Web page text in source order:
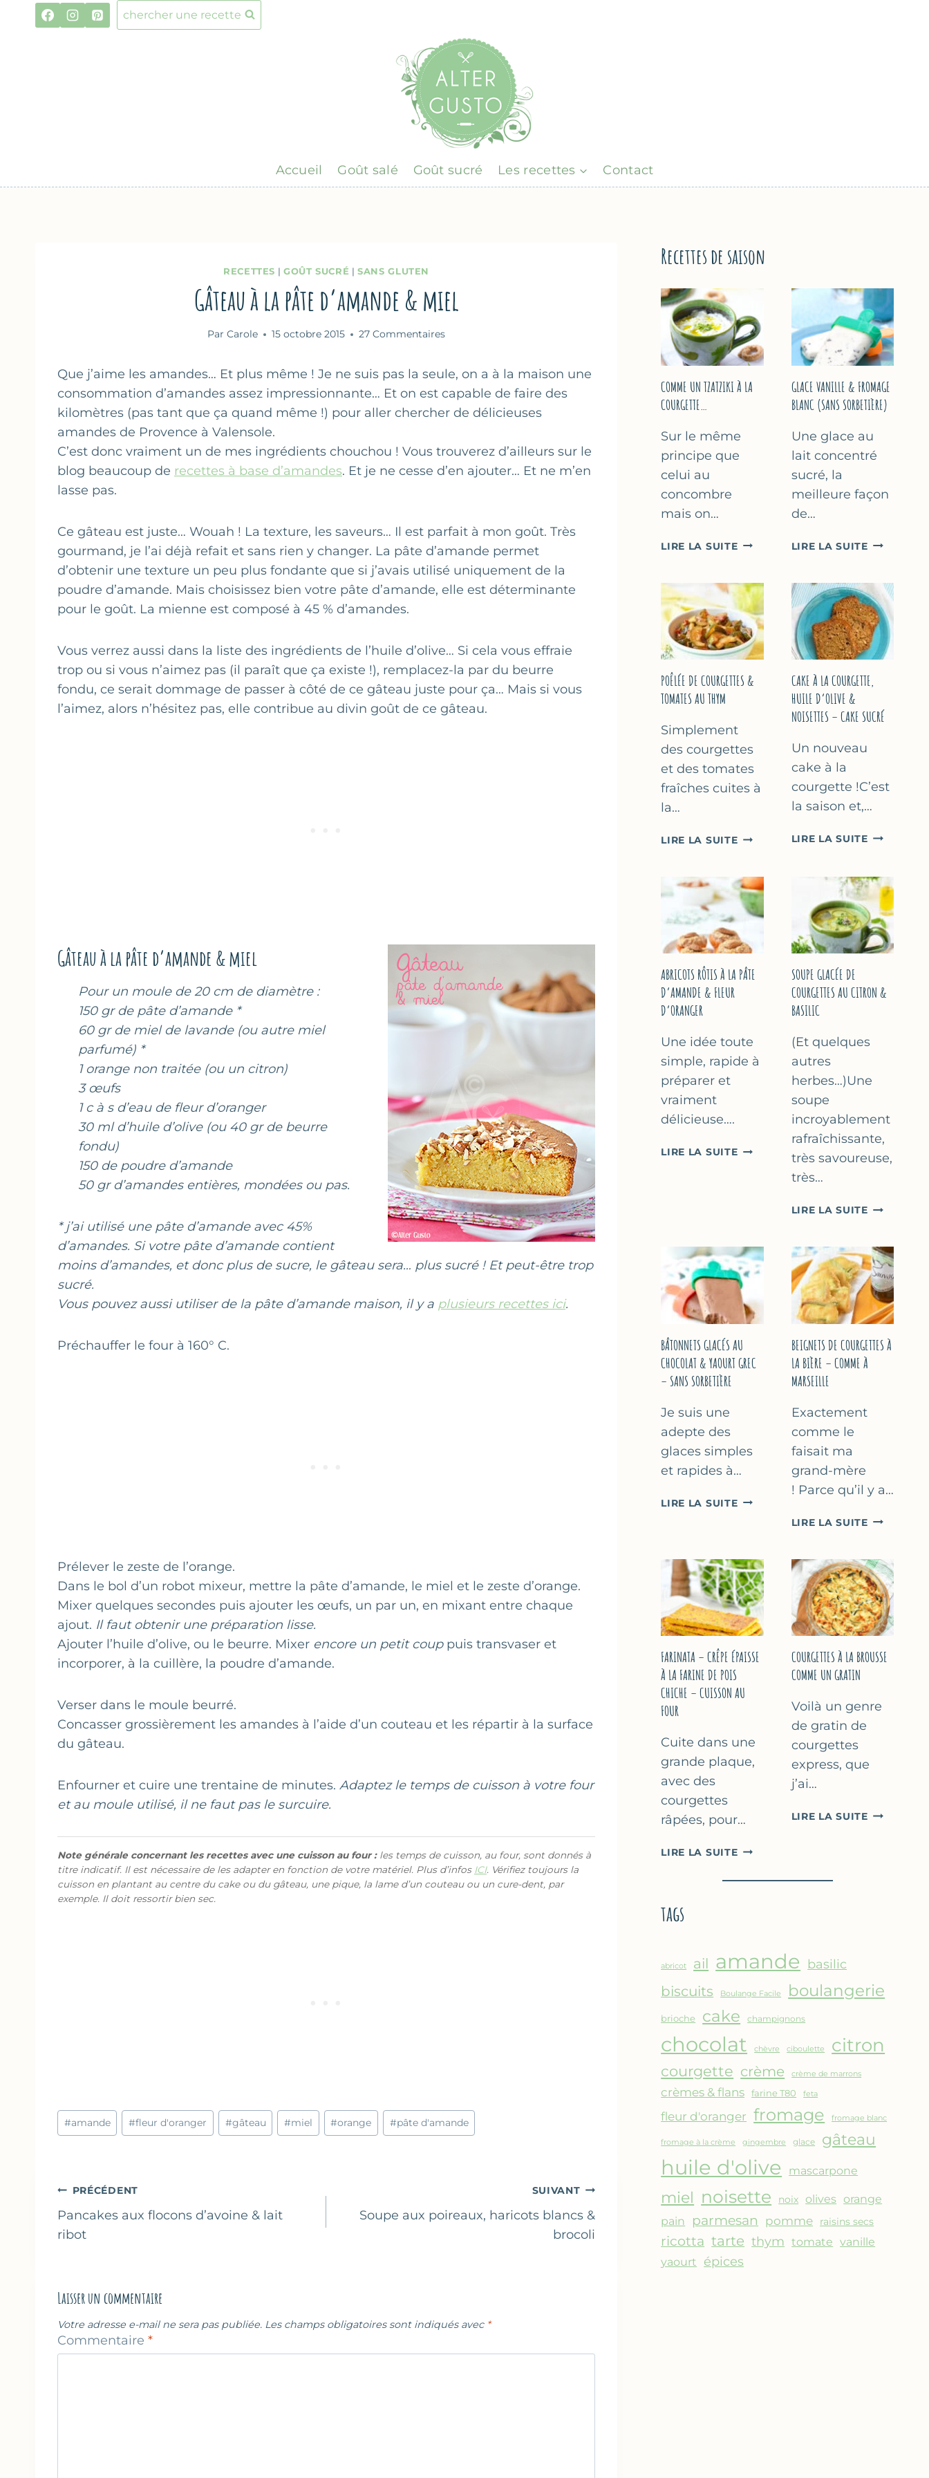
chercher une recette
Accueil Goût salé Goût sucré Les recettes Contact
RECETTES | GOÛT SUCRÉ |SANS GLUTEN
Gâteau à la pâte d’amande & miel
Par Carole 15 octobre 2015 27 Commentaires
Que j’aime les amandes… Et plus même ! Je ne suis pas la seule, on a à la maison une
consommation d’amandes assez impressionnante… Et on est capable de faire des
kilomètres (pas tant que ça quand même !) pour aller chercher de délicieuses
amandes de Provence à Valensole.
C’est donc vraiment un de mes ingrédients chouchou ! Vous trouverez d’ailleurs sur le
blog beaucoup de recettes à base d’amandes. Et je ne cesse d’en ajouter… Et ne m’en
lasse pas.
Ce gâteau est juste… Wouah ! La texture, les saveurs… Il est parfait à mon goût. Très
gourmand, je l’ai déjà refait et sans rien y changer. La pâte d’amande permet
d’obtenir une texture un peu plus fondante que si j’avais utilisé uniquement de la
poudre d’amande. Mais choisissez bien votre pâte d’amande, elle est déterminante
pour le goût. La mienne est composé à 45 % d’amandes.
Vous verrez aussi dans la liste des ingrédients de l’huile d’olive… Si cela vous effraie
trop ou si vous n’aimez pas (il paraît que ça existe !), remplacez-la par du beurre
fondu, ce serait dommage de passer à côté de ce gâteau juste pour ça… Mais si vous
l’aimez, alors n’hésitez pas, elle contribue au divin goût de ce gâteau.
Gâteau à la pâte d’amande & miel
Pour un moule de 20 cm de diamètre :
150 gr de pâte d’amande *
60 gr de miel de lavande (ou autre miel
parfumé) *
1 orange non traitée (ou un citron)
3 œufs
1 c à s d’eau de fleur d’oranger
30 ml d’huile d’olive (ou 40 gr de beurre
fondu)
150 de poudre d’amande
50 gr d’amandes entières, mondées ou pas.
* j’ai utilisé une pâte d’amande avec 45%
d’amandes. Si votre pâte d’amande contient
moins d’amandes, et donc plus de sucre, le gâteau sera… plus sucré ! Et peut-être trop
sucré.
Vous pouvez aussi utiliser de la pâte d’amande maison, il y a plusieurs recettes ici.
Préchauffer le four à 160° C.
Prélever le zeste de l’orange.
Dans le bol d’un robot mixeur, mettre la pâte d’amande, le miel et le zeste d’orange.
Mixer quelques secondes puis ajouter les œufs, un par un, en mixant entre chaque
ajout. Il faut obtenir une préparation lisse.
Ajouter l’huile d’olive, ou le beurre. Mixer encore un petit couppuis transvaser et
incorporer, à la cuillère, la poudre d’amande.
Verser dans le moule beurré.
Concasser grossièrement les amandes à l’aide d’un couteau et les répartir à la surface
du gâteau.
Enfourner et cuire une trentaine de minutes. Adaptez le temps de cuisson à votre four
et au moule utilisé, il ne faut pas le surcuire.
Note générale concernant les recettes avec une cuisson au four :les temps de cuisson, au four, sont donnés à
titre indicatif. Il est nécessaire de les adapter en fonction de votre matériel. Plus d’infos ICI. Vérifiez toujours la
cuisson en plantant au centre du cake ou du gâteau, une pique, la lame d’un couteau ou un cure-dent, par
exemple. Il doit ressortir bien sec.
Étiquettes
de
#amande #fleur d'oranger #gâteau #miel #orange #pâte d'amande
Navigation
de
l’article
PRÉCÉDENT
Pancakes aux flocons d’avoine & lait
ribot
SUIVANT
Soupe aux poireaux, haricots blancs &
brocoli
Laisser un commentaire
Votre adresse e-mail ne sera pas publiée. Les champs obligatoires sont indiqués avec *
Commentaire *
Recettes de saison
COMME UN TZATZIKI À LA
COURGETTE…
Sur le même
principe que
celui au
concombre
mais on…
LIRE LA SUITECOMME
À
LA
COURGETTE…
GLACE VANILLE & FROMAGE
BLANC (SANS SORBETIÈRE)
Une glace au
lait concentré
sucré, la
meilleure façon
de…
LIRE LA SUITEGLACE
FROMAGE
BLANC
(SANS
POÊLÉE DE COURGETTES &
TOMATES AU THYM
Simplement
des courgettes
et des tomates
fraîches cuites à
la…
LIRE LA SUITEPOÊLÉE
&
TOMATES
AU
THYM
CAKE À LA COURGETTE,
HUILE D’OLIVE &
NOISETTES – CAKE SUCRÉ
Un nouveau
cake à la
courgette !C’est
la saison et,…
LIRE LA SUITECAKE
HUILE
D’OLIVE
&
NOISETTES
SUCRÉ
ABRICOTS RÔTIS À LA PÂTE
D’AMANDE & FLEUR
D’ORANGER
Une idée toute
simple, rapide à
préparer et
vraiment
délicieuse….
LIRE LA SUITEABRICOTS
&
FLEUR
D’ORANGER
SOUPE GLACÉE DE
COURGETTES AU CITRON &
BASILIC
(Et quelques
autres
herbes…)Une
soupe
incroyablement
rafraîchissante,
très savoureuse,
très…
LIRE LA SUITESOUPE
AU
CITRON
&
BASILIC
BÂTONNETS GLACÉS AU
CHOCOLAT & YAOURT GREC
– SANS SORBETIÈRE
Je suis une
adepte des
glaces simples
et rapides à…
LIRE LA SUITEBÂTONNETS
&
YAOURT
GREC
–
SANS
BEIGNETS DE COURGETTES À
LA BIÈRE – COMME À
MARSEILLE
Exactement
comme le
faisait ma
grand-mère
! Parce qu’il y a…
LIRE LA SUITEBEIGNETS
À
LA
BIÈRE
–
COMME
MARSEILLE
FARINATA – CRÊPE ÉPAISSE
À LA FARINE DE POIS
CHICHE – CUISSON AU
FOUR
Cuite dans une
grande plaque,
avec des
courgettes
râpées, pour…
LIRE LA SUITEFARINATA
CRÊPE
DE
CHICHE
CUISSON
AU
FOUR
COURGETTES À LA BROUSSE
COMME UN GRATIN
Voilà un genre
de gratin de
courgettes
express, que
j’ai…
LIRE LA SUITE
tags
abricot ail amande basilic
biscuits Boulange Facile boulangerie
brioche cake champignons
chocolat chèvre ciboulette citron
courgette crème crème de marrons
crèmes & flans farine T80 feta
fleur d'oranger fromage fromage blanc
fromage à la crème gingembre glace gâteau
huile d'olive mascarpone
miel noisette noix olives orange
pain
parmesan pomme raisins secs
ricotta tarte thym tomate vanille
yaourt épices